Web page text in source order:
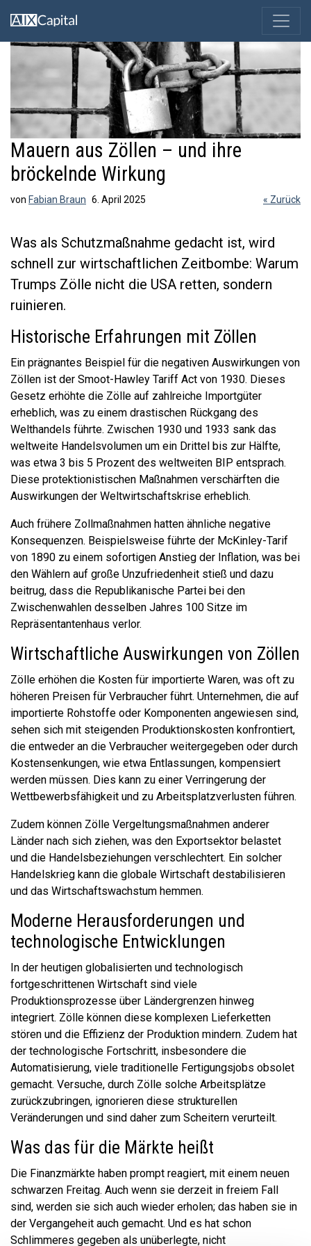
Mauern aus Zöllen – und ihre
bröckelnde Wirkung
von Fabian Braun 6. April 2025 « Zurück
Was als Schutzmaßnahme gedacht ist, wird
schnell zur wirtschaftlichen Zeitbombe: Warum
Trumps Zölle nicht die USA retten, sondern
ruinieren.
Historische Erfahrungen mit Zöllen
Ein prägnantes Beispiel für die negativen Auswirkungen von
Zöllen ist der Smoot-Hawley Tariff Act von 1930. Dieses
Gesetz erhöhte die Zölle auf zahlreiche Importgüter
erheblich, was zu einem drastischen Rückgang des
Welthandels führte. Zwischen 1930 und 1933 sank das
weltweite Handelsvolumen um ein Drittel bis zur Hälfte,
was etwa 3 bis 5 Prozent des weltweiten BIP entsprach.
Diese protektionistischen Maßnahmen verschärften die
Auswirkungen der Weltwirtschaftskrise erheblich.
Auch frühere Zollmaßnahmen hatten ähnliche negative
Konsequenzen. Beispielsweise führte der McKinley-Tarif
von 1890 zu einem sofortigen Anstieg der Inflation, was bei
den Wählern auf große Unzufriedenheit stieß und dazu
beitrug, dass die Republikanische Partei bei den
Zwischenwahlen desselben Jahres 100 Sitze im
Repräsentantenhaus verlor.
Wirtschaftliche Auswirkungen von Zöllen
Zölle erhöhen die Kosten für importierte Waren, was oft zu
höheren Preisen für Verbraucher führt. Unternehmen, die auf
importierte Rohstoffe oder Komponenten angewiesen sind,
sehen sich mit steigenden Produktionskosten konfrontiert,
die entweder an die Verbraucher weitergegeben oder durch
Kostensenkungen, wie etwa Entlassungen, kompensiert
werden müssen. Dies kann zu einer Verringerung der
Wettbewerbsfähigkeit und zu Arbeitsplatzverlusten führen. ​
Zudem können Zölle Vergeltungsmaßnahmen anderer
Länder nach sich ziehen, was den Exportsektor belastet
und die Handelsbeziehungen verschlechtert. Ein solcher
Handelskrieg kann die globale Wirtschaft destabilisieren
und das Wirtschaftswachstum hemmen. ​
Moderne Herausforderungen und
technologische Entwicklungen
In der heutigen globalisierten und technologisch
fortgeschrittenen Wirtschaft sind viele
Produktionsprozesse über Ländergrenzen hinweg
integriert. Zölle können diese komplexen Lieferketten
stören und die Effizienz der Produktion mindern. Zudem hat
der technologische Fortschritt, insbesondere die
Automatisierung, viele traditionelle Fertigungsjobs obsolet
gemacht. Versuche, durch Zölle solche Arbeitsplätze
zurückzubringen, ignorieren diese strukturellen
Veränderungen und sind daher zum Scheitern verurteilt.​
Was das für die Märkte heißt
Die Finanzmärkte haben prompt reagiert, mit einem neuen
schwarzen Freitag. Auch wenn sie derzeit in freiem Fall
sind, werden sie sich auch wieder erholen; das haben sie in
der Vergangeheit auch gemacht. Und es hat schon
Schlimmeres gegeben als unüberlegte, nicht